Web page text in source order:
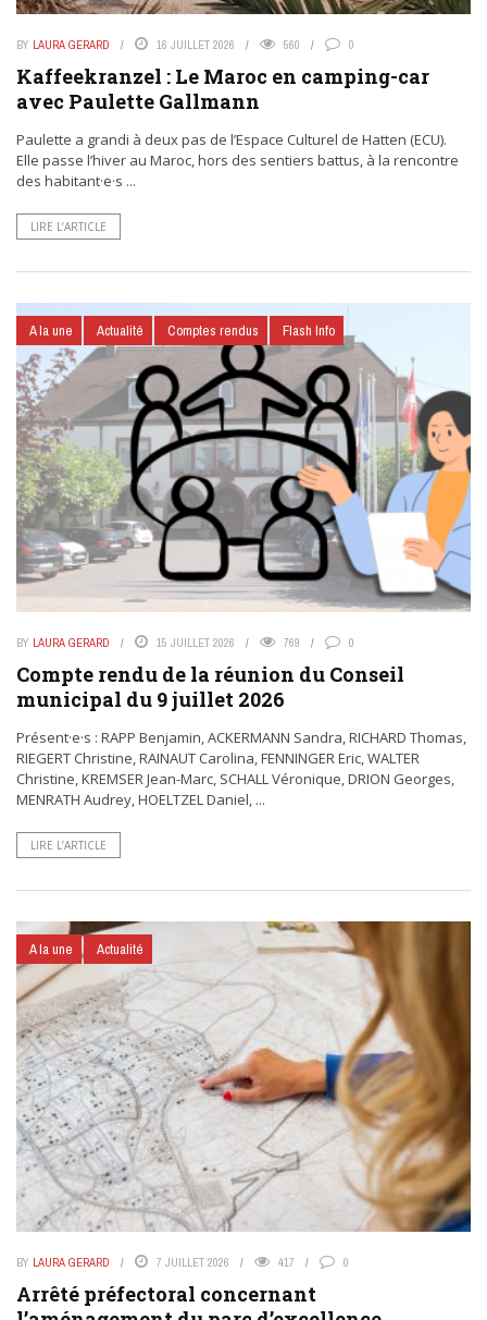
BY LAURA GERARD 16 JUILLET 2026 560 0
Kaffeekranzel : Le Maroc en camping-car
avec Paulette Gallmann
Paulette a grandi à deux pas de l’Espace Culturel de Hatten (ECU).
Elle passe l’hiver au Maroc, hors des sentiers battus, à la rencontre
des habitant·e·s ...
LIRE L’ARTICLE
A la une Actualité Comptes rendus Flash Info
BY LAURA GERARD 15 JUILLET 2026 769 0
Compte rendu de la réunion du Conseil
municipal du 9 juillet 2026
Présent·e·s : RAPP Benjamin, ACKERMANN Sandra, RICHARD Thomas,
RIEGERT Christine, RAINAUT Carolina, FENNINGER Eric, WALTER
Christine, KREMSER Jean-Marc, SCHALL Véronique, DRION Georges,
MENRATH Audrey, HOELTZEL Daniel, ...
LIRE L’ARTICLE
A la une Actualité
BY LAURA GERARD 7 JUILLET 2026 417 0
Arrêté préfectoral concernant